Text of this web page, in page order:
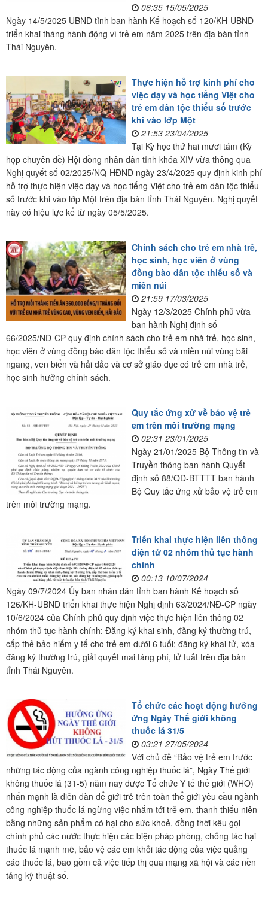
06:35 15/05/2025
Ngày 14/5/2025 UBND tỉnh ban hành Kế hoạch số 120/KH-UBND
triển khai tháng hành động vì trẻ em năm 2025 trên địa bàn tỉnh
Thái Nguyên.
Thực hiện hỗ trợ kinh phí cho
việc dạy và học tiếng Việt cho
trẻ em dân tộc thiểu số trước
khi vào lớp Một
21:53 23/04/2025
Tại Kỳ học thứ hai mươi tám (Kỳ
họp chuyên đề) Hội đồng nhân dân tỉnh khóa XIV vừa thông qua
Nghị quyết số 02/2025/NQ-HĐND ngày 23/4/2025 quy định kinh phí
hỗ trợ thực hiện việc dạy và học tiếng Việt cho trẻ em dân tộc thiểu
số trước khi vào lớp Một trên địa bàn tỉnh Thái Nguyên. Nghị quyết
này có hiệu lực kể từ ngày 05/5/2025.
Chính sách cho trẻ em nhà trẻ,
học sinh, học viên ở vùng
đồng bào dân tộc thiểu số và
miền núi
21:59 17/03/2025
Ngày 12/3/2025 Chính phủ vừa
ban hành Nghị định số
66/2025/NĐ-CP quy định chính sách cho trẻ em nhà trẻ, học sinh,
học viên ở vùng đồng bào dân tộc thiểu số và miền núi vùng bãi
ngang, ven biển và hải đảo và cơ sở giáo dục có trẻ em nhà trẻ,
học sinh hưởng chính sách.
Quy tắc ứng xử về bảo vệ trẻ
em trên môi trường mạng
02:31 23/01/2025
Ngày 21/01/2025 Bộ Thông tin và
Truyền thông ban hành Quyết
định số 88/QĐ-BTTTT ban hành
Bộ Quy tắc ứng xử bảo vệ trẻ em
trên môi trường mạng.
Triển khai thực hiện liên thông
điện tử 02 nhóm thủ tục hành
chính
00:13 10/07/2024
Ngày 09/7/2024 Ủy ban nhân dân tỉnh ban hành Kế hoạch số
126/KH-UBND triển khai thực hiện Nghị định 63/2024/NĐ-CP ngày
10/6/2024 của Chính phủ quy định việc thực hiện liên thông 02
nhóm thủ tục hành chính: Đăng ký khai sinh, đăng ký thường trú,
cấp thẻ bảo hiểm y tế cho trẻ em dưới 6 tuổi; đăng ký khai tử, xóa
đăng ký thường trú, giải quyết mai táng phí, tử tuất trên địa bàn
tỉnh Thái Nguyên.
Tổ chức các hoạt động hưởng
ứng Ngày Thế giới không
thuốc lá 31/5
03:21 27/05/2024
Với chủ đề “Bảo vệ trẻ em trước
những tác động của ngành công nghiệp thuốc lá”, Ngày Thế giới
không thuốc lá (31-5) năm nay được Tổ chức Y tế thế giới (WHO)
nhấn mạnh là diễn đàn để giới trẻ trên toàn thể giới yêu cầu ngành
công nghiệp thuốc lá ngừng việc nhắm tới trẻ em, thanh thiếu niên
bằng những sản phẩm có hại cho sức khoẻ, đồng thời kêu gọi
chính phủ các nước thực hiện các biện pháp phòng, chống tác hại
thuốc lá mạnh mẽ, bảo vệ các em khỏi tác động của việc quảng
cáo thuốc lá, bao gồm cả việc tiếp thị qua mạng xã hội và các nền
tảng kỹ thuật số.